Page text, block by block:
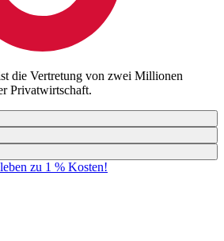
die Vertretung von zwei Millionen
Privatwirtschaft.
zu 1 % Kosten!